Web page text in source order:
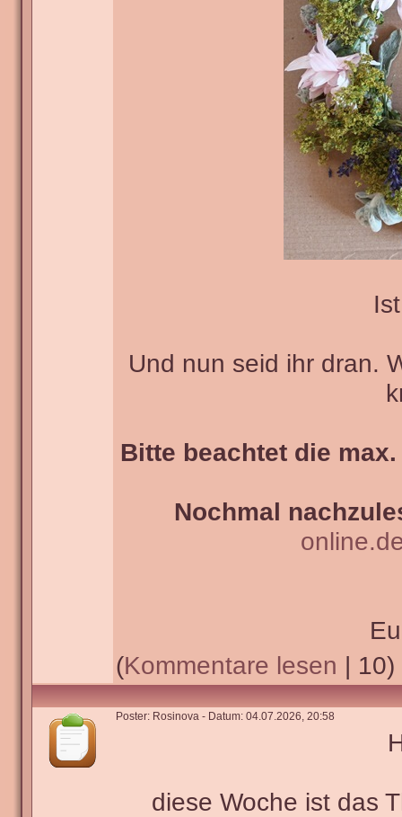
Und nun seid ihr dran.
Bitte beachtet die
Nochmal
(Kommentare lesen | 10)
Poster: Rosinova - Datum: 04.07.2026, 20:58
diese Woche ist das